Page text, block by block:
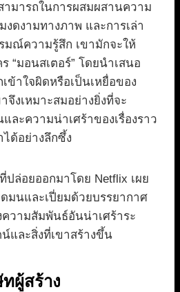
มารถในการผสมผสานความ
ดงามทางภาพ และการเล่า
มณ์ความรู้สึก เขามักจะให้
“มอนสเตอร์” โดยนำเสนอ
ข้าใจผิดหรือเป็นเหยื่อของ
จึงเหมาะสมอย่างยิ่งที่จะ
ะความน่าเศร้าของเรื่องราว
ด้อย่างลึกซึ้ง
ล่อยออกมาโดย Netflix เผย
มนและเปี่ยมด้วยบรรยากาศ
วามสัมพันธ์อันน่าเศร้าระ
และสิ่งที่เขาสร้างขึ้น
ผู้สร้าง